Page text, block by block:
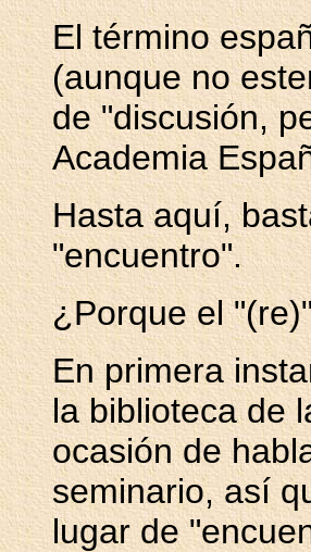
El término
(aunque no
de "discusión,
Academia
Hasta aquí,
"encuentro".
¿Porque el
En primera
la biblioteca de
ocasión de
seminario, así
lugar de